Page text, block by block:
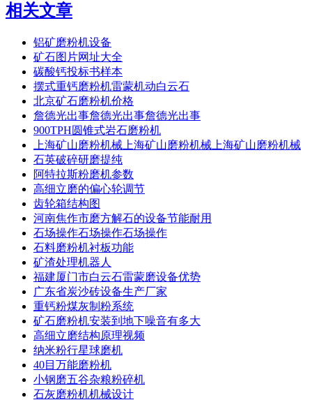
相关文章
铝矿磨粉机设备
矿石图片网址大全
碳酸钙投标书样本
摆式重钙磨粉机雷蒙机动白云石
北京矿石磨粉机价格
詹德光出事詹德光出事詹德光出事
900TPH圆锥式岩石磨粉机
上海矿山磨粉机械上海矿山磨粉机械上海矿山磨粉机械
石英破碎研磨提纯
阿特拉斯粉磨机参数
高细立磨的偏心轮调节
齿轮箱结构图
河南焦作市磨方解石的设备节能耐用
石场操作石场操作石场操作
石料磨粉机衬板功能
矿渣处理机器人
福建厦门市白云石雷蒙磨设备优势
广东省炭沙砖设备生产厂家
重钙粉煤灰制粉系统
矿石磨粉机安装到地下噪音有多大
高细立磨结构原理视频
纳米粉行星球磨机
40目万能磨粉机
小钢磨五谷杂粮粉碎机
石灰磨粉机机械设计